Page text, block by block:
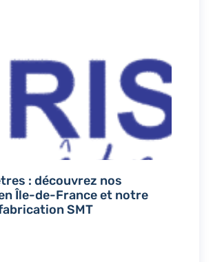
: découvrez nos
Île-de-France et notre
SMT